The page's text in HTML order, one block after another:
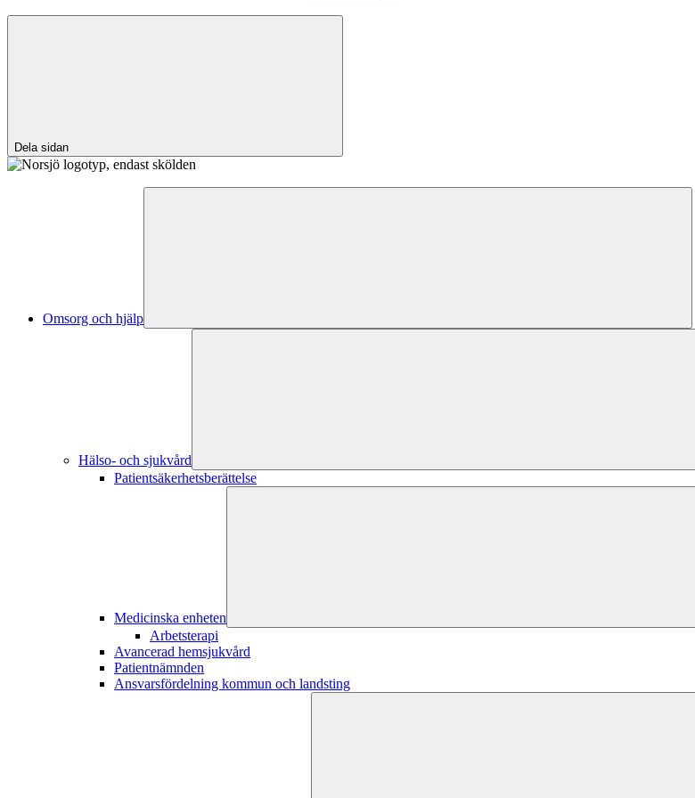
Dela sidan
Omsorg och hjälp
Hälso- och sjukvård
Patientsäkerhetsberättelse
Medicinska enheten
Arbetsterapi
Avancerad hemsjukvård
Patientnämnden
Ansvarsfördelning kommun och landsting